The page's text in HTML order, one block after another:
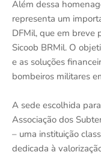
Além dessa
representa um
DFMil, que em breve
Sicoob BRMil. O
e as soluções
bombeiros militares
A sede escolhida
Associação dos
– uma instituição
dedicada à